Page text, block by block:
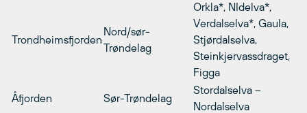
Trondheimsfjorden
Nord/sør-
Trøndelag
Orkla*, NIdelva*,
Verdalselva*, Gaula,
Stjørdalselva,
Steinkjervassdraget,
Figga
Åfjorden Sør-Trøndelag
Stordalselva –
Nordalselva